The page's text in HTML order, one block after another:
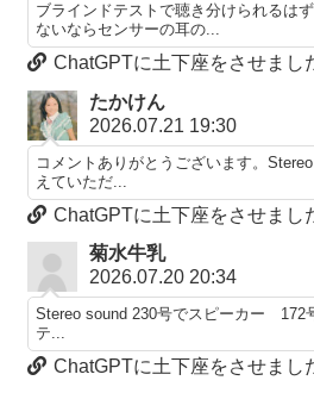
ブラインドテストで聴き分けられるは
ないならセンサーの耳の...
ChatGPTに土下座をさせまし
たかけん
2026.07.21 19:30
コメントありがとうございます。
えていただ...
ChatGPTに土下座をさせまし
菊水牛乳
2026.07.20 20:34
Stereo sound 230号でスピーカー 172
テ...
ChatGPTに土下座をさせまし